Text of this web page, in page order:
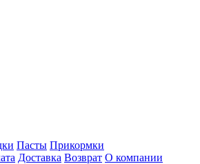
Пасты Прикормки
Доставка Возврат О компании